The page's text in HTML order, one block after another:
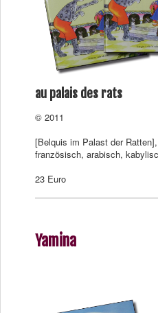
au palais des rats
© 2011
[Belquis im Palast der
französisch, arabisch,
23 Euro
Yamina